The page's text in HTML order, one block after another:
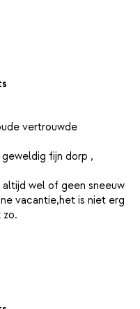
vertrouwde
fijn dorp ,
wel of geen sneeuw
vacantie,het is niet erg